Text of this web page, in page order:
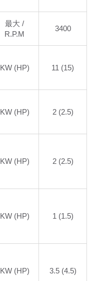
最大 /
R.P.M
3400
KW (HP) 11 (15)
KW (HP) 2 (2.5)
KW (HP) 2 (2.5)
KW (HP) 1 (1.5)
KW (HP) 3.5 (4.5)